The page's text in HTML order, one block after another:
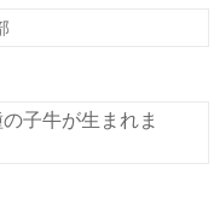
子牛が生まれま